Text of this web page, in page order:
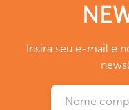
Insira seu e-mail e